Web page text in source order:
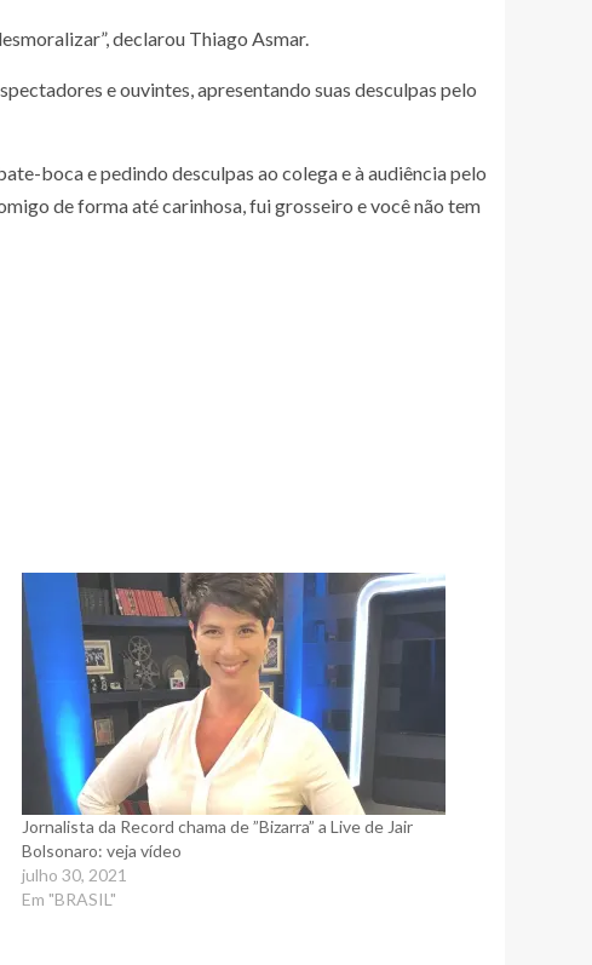
declarou Thiago Asmar.
e ouvintes, apresentando suas desculpas pelo
boca e pedindo desculpas ao colega e à audiência pelo
de forma até carinhosa, fui grosseiro e você não tem
Jornalista da Record chama de ”Bizarra” a Live de Jair
Bolsonaro: veja vídeo
julho 30, 2021
Em "BRASIL"